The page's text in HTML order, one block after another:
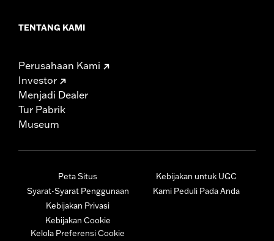
TENTANG KAMI
Perusahaan Kami
Investor
Menjadi Dealer
Tur Pabrik
Museum
Peta Situs
Syarat-Syarat Penggunaan
Kebijakan Privasi
Kebijakan Cookie
Kelola Preferensi Cookie
Kebijakan untuk UGC
Kami Peduli Pada Anda